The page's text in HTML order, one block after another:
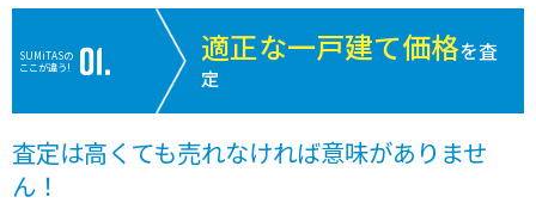
SUMiTASの
ここが違う!
適正な一戸建て価格を査
定
査定は高くても売れなければ意味がありませ
ん！